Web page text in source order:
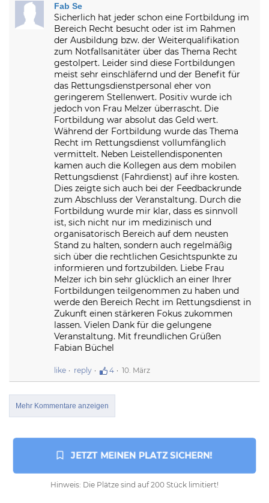
Fab Se
Sicherlich hat jeder schon eine Fortbildung im
Bereich Recht besucht oder ist im Rahmen
der Ausbildung bzw. der Weiterqualifikation
zum Notfallsanitäter über das Thema Recht
gestolpert. Leider sind diese Fortbildungen
meist sehr einschläfernd und der Benefit für
das Rettungsdienstpersonal eher von
geringerem Stellenwert. Positiv wurde ich
jedoch von Frau Melzer überrascht. Die
Fortbildung war absolut das Geld wert.
Während der Fortbildung wurde das Thema
Recht im Rettungsdienst vollumfänglich
vermittelt. Neben Leistellendisponenten
kamen auch die Kollegen aus dem mobilen
Rettungsdienst (Fahrdienst) auf ihre kosten.
Dies zeigte sich auch bei der Feedbackrunde
zum Abschluss der Veranstaltung. Durch die
Fortbildung wurde mir klar, dass es sinnvoll
ist, sich nicht nur im medizinisch und
organisatorisch Bereich auf dem neusten
Stand zu halten, sondern auch regelmäßig
sich über die rechtlichen Gesichtspunkte zu
informieren und fortzubilden. Liebe Frau
Melzer ich bin sehr glücklich an einer Ihrer
Fortbildungen teilgenommen zu haben und
werde den Bereich Recht im Rettungsdienst in
Zukunft einen stärkeren Fokus zukommen
lassen. Vielen Dank für die gelungene
Veranstaltung. Mit freundlichen Grüßen
Fabian Büchel
like reply 4 10. März
Mehr Kommentare anzeigen
JETZT MEINEN PLATZ SICHERN!
Hinweis: Die Plätze sind auf 200 Stück limitiert!